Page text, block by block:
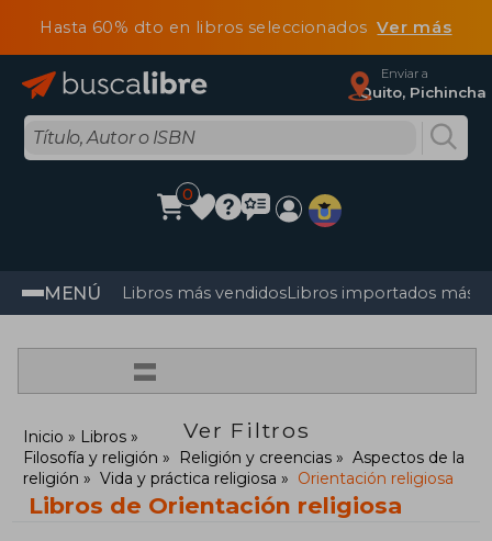
Hasta 60% dto en libros seleccionadosVer más
Enviar a
Quito, Pichincha
0
MENÚ Libros más vendidosLibros importados más
=
Ver Filtros
Inicio
Libros
Filosofía y religión
Religión y creencias
Aspectos de la
religión
Vida y práctica religiosa Orientación religiosa
Libros de Orientación religiosa